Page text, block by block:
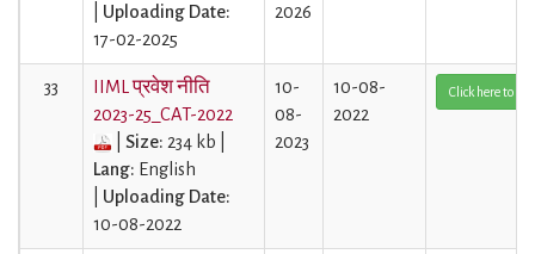
Uploading Date:
17-02-2025
2026
33
IIML प्रवेश नीति
2023-25_CAT-2022
Size: 234 kb |
Lang: English
Uploading Date:
10-08-2022
10-
08-
2023
10-08-
2022
Click here to